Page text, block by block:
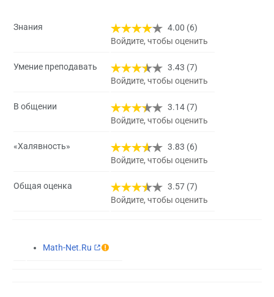
Знания
4.00 (6)
Войдите, чтобы оценить
Умение преподавать
3.43 (7)
Войдите, чтобы оценить
В общении
3.14 (7)
Войдите, чтобы оценить
«Халявность»
3.83 (6)
Войдите, чтобы оценить
Общая оценка
3.57 (7)
Войдите, чтобы оценить
Math-Net.Ru